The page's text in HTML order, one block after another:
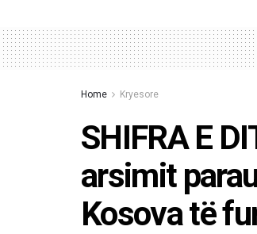
Home Kryesore
SHIFRA E
arsimit
Kosova të